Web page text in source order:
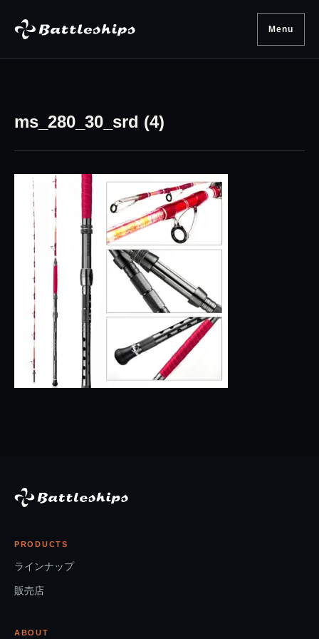
Menu
ms_280_30_srd (4)
PRODUCTS
ラインナップ
販売店
ABOUT